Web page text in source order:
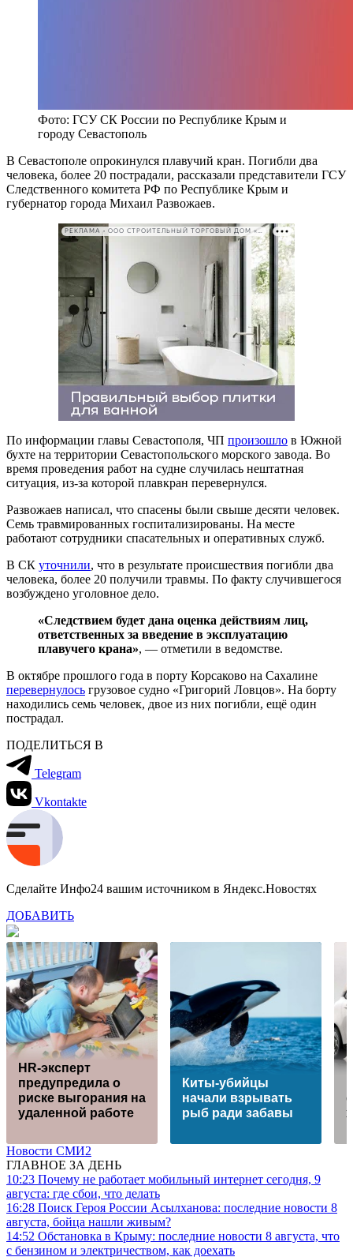
Фото: ГСУ СК России по Республике Крым и
городу Севастополь
В Севастополе опрокинулся плавучий кран. Погибли два
человека, более 20 пострадали, рассказали представители ГСУ
Следственного комитета РФ по Республике Крым и
губернатор города Михаил Развожаев.
РЕКЛАМА • ООО СТРОИТЕЛЬНЫЙ ТОРГОВЫЙ ДОМ «ПЕТРОВИЧ». ИНН: 7802348846
По информации главы Севастополя, ЧП произошло в Южной
бухте на территории Севастопольского морского завода. Во
время проведения работ на судне случилась нештатная
ситуация, из-за которой плавкран перевернулся.
Развожаев написал, что спасены были свыше десяти человек.
Семь травмированных госпитализированы. На месте
работают сотрудники спасательных и оперативных служб.
В СК уточнили, что в результате происшествия погибли два
человека, более 20 получили травмы. По факту случившегося
возбуждено уголовное дело.
«Следствием будет дана оценка действиям лиц,
ответственных за введение в эксплуатацию
плавучего крана», — отметили в ведомстве.
В октябре прошлого года в порту Корсаково на Сахалине
перевернулось грузовое судно «Григорий Ловцов». На борту
находились семь человек, двое из них погибли, ещё один
пострадал.
ПОДЕЛИТЬСЯ В
Telegram
Vkontakte
Сделайте Инфо24 вашим источником в Яндекс.Новостях
ДОБАВИТЬ
HR-эксперт
предупредила о
риске выгорания на
удаленной работе
Киты-убийцы
начали взрывать
рыб ради забавы
Новости СМИ2
ГЛАВНОЕ ЗА ДЕНЬ
10:23 Почему не работает мобильный интернет сегодня, 9
августа: где сбои, что делать
16:28 Поиск Героя России Асылханова: последние новости 8
августа, бойца нашли живым?
14:52 Обстановка в Крыму: последние новости 8 августа, что
с бензином и электричеством, как доехать